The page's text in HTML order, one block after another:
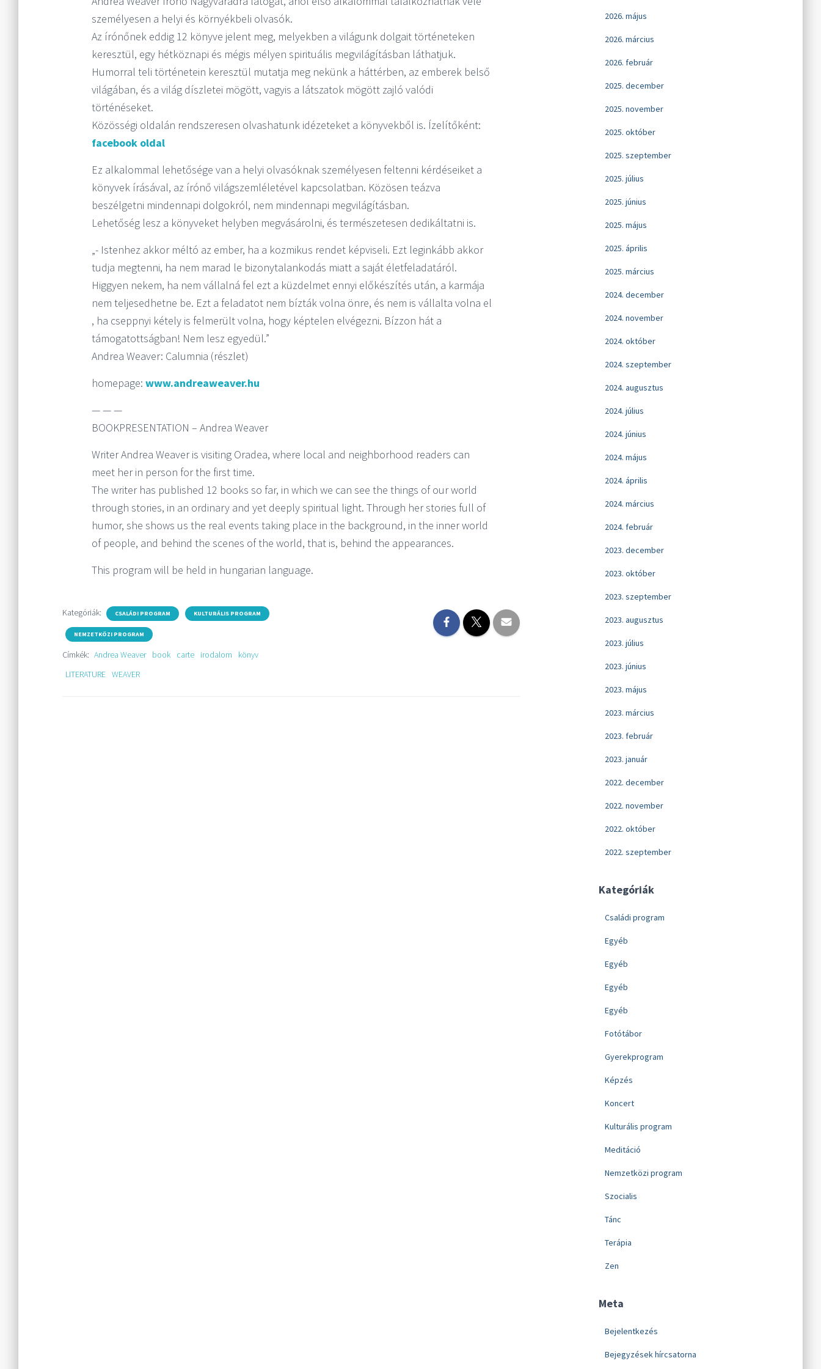
személyesen a helyi és környékbeli olvasók.
Az írónőnek eddig 12 könyve jelent meg, melyekben a világunk dolgait történeteken
keresztül, egy hétköznapi és mégis mélyen spirituális megvilágításban láthatjuk.
Humorral teli történetein keresztül mutatja meg nekünk a háttérben, az emberek belső
világában, és a világ díszletei mögött, vagyis a látszatok mögött zajló valódi
történéseket.
Közösségi oldalán rendszeresen olvashatunk idézeteket a könyvekből is. Ízelítőként:
facebook oldal
Ez alkalommal lehetősége van a helyi olvasóknak személyesen feltenni kérdéseiket a
könyvek írásával, az írónő világszemléletével kapcsolatban. Közösen teázva
beszélgetni mindennapi dolgokról, nem mindennapi megvilágításban.
Lehetőség lesz a könyveket helyben megvásárolni, és természetesen dedikáltatni is.
„- Istenhez akkor méltó az ember, ha a kozmikus rendet képviseli. Ezt leginkább akkor
tudja megtenni, ha nem marad le bizonytalankodás miatt a saját életfeladatáról.
Higgyen nekem, ha nem vállalná fel ezt a küzdelmet ennyi előkészítés után, a karmája
nem teljesedhetne be. Ezt a feladatot nem bízták volna önre, és nem is vállalta volna el
, ha cseppnyi kétely is felmerült volna, hogy képtelen elvégezni. Bízzon hát a
támogatottságban! Nem lesz egyedül.”
Andrea Weaver: Calumnia (részlet)
homepage: www.andreaweaver.hu
— — —
BOOKPRESENTATION – Andrea Weaver
Writer Andrea Weaver is visiting Oradea, where local and neighborhood readers can
meet her in person for the first time.
The writer has published 12 books so far, in which we can see the things of our world
through stories, in an ordinary and yet deeply spiritual light. Through her stories full of
humor, she shows us the real events taking place in the background, in the inner world
of people, and behind the scenes of the world, that is, behind the appearances.
This program will be held in hungarian language.
Kategóriák: CSALÁDI PROGRAM KULTURÁLIS PROGRAM
NEMZETKÖZI PROGRAM
Címkék: Andrea Weaver book carte irodalom
könyv
LITERATURE WEAVER
2026. május
2026. március
2026. február
2025. december
2025. november
2025. október
2025. szeptember
2025. július
2025. június
2025. május
2025. április
2025. március
2024. december
2024. november
2024. október
2024. szeptember
2024. augusztus
2024. július
2024. június
2024. május
2024. április
2024. március
2024. február
2023. december
2023. október
2023. szeptember
2023. augusztus
2023. július
2023. június
2023. május
2023. március
2023. február
2023. január
2022. december
2022. november
2022. október
2022. szeptember
Kategóriák
Családi program
Egyéb
Egyéb
Egyéb
Egyéb
Fotótábor
Gyerekprogram
Képzés
Koncert
Kulturális program
Meditáció
Nemzetközi program
Szocialis
Tánc
Terápia
Zen
Meta
Bejelentkezés
Bejegyzések hírcsatorna